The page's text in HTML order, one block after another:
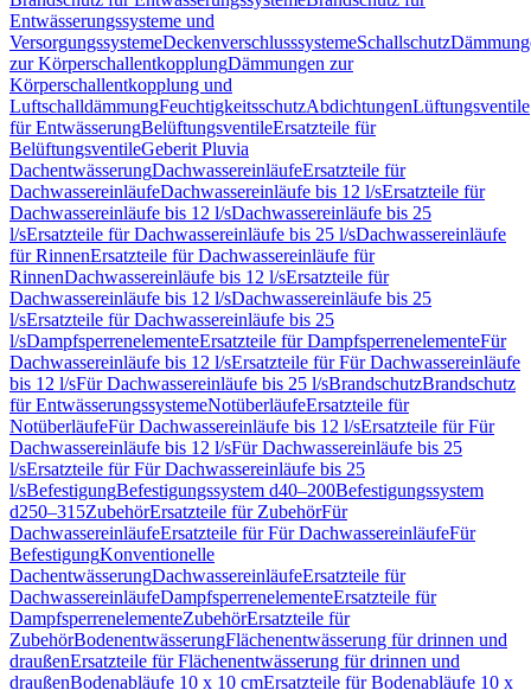
Entwässerungssysteme und
VersorgungssystemeDeckenverschlusssystemeSchallschutz
zur KörperschallentkopplungDämmungen zur
Körperschallentkopplung und
LuftschalldämmungFeuchtigkeitsschutzAbdichtungenLüftungsventile
für EntwässerungBelüftungsventileErsatzteile für
BelüftungsventileGeberit Pluvia
DachentwässerungDachwassereinläufeErsatzteile für
DachwassereinläufeDachwassereinläufe bis 12 l/sErsatzteile für
Dachwassereinläufe bis 12 l/sDachwassereinläufe bis 25
l/sErsatzteile für Dachwassereinläufe bis 25 l/sDachwassereinläufe
für RinnenErsatzteile für Dachwassereinläufe für
RinnenDachwassereinläufe bis 12 l/sErsatzteile für
Dachwassereinläufe bis 12 l/sDachwassereinläufe bis 25
l/sErsatzteile für Dachwassereinläufe bis 25
l/sDampfsperrenelementeErsatzteile für DampfsperrenelementeFür
Dachwassereinläufe bis 12 l/sErsatzteile für Für Dachwassereinläufe
bis 12 l/sFür Dachwassereinläufe bis 25 l/sBrandschutzBrandschutz
für EntwässerungssystemeNotüberläufeErsatzteile für
NotüberläufeFür Dachwassereinläufe bis 12 l/sErsatzteile für Für
Dachwassereinläufe bis 12 l/sFür Dachwassereinläufe bis 25
l/sErsatzteile für Für Dachwassereinläufe bis 25
l/sBefestigungBefestigungssystem d40–200Befestigungssystem
d250–315ZubehörErsatzteile für ZubehörFür
DachwassereinläufeErsatzteile für Für DachwassereinläufeFür
BefestigungKonventionelle
DachentwässerungDachwassereinläufeErsatzteile für
DachwassereinläufeDampfsperrenelementeErsatzteile für
DampfsperrenelementeZubehörErsatzteile für
ZubehörBodenentwässerungFlächenentwässerung für drinnen und
draußenErsatzteile für Flächenentwässerung für drinnen und
draußenBodenabläufe 10 x 10 cmErsatzteile für Bodenabläufe 10 x